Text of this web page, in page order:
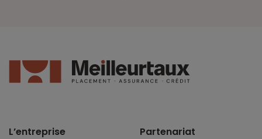
L’entreprise Partenariat